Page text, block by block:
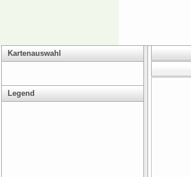
Kartenauswahl
Legend